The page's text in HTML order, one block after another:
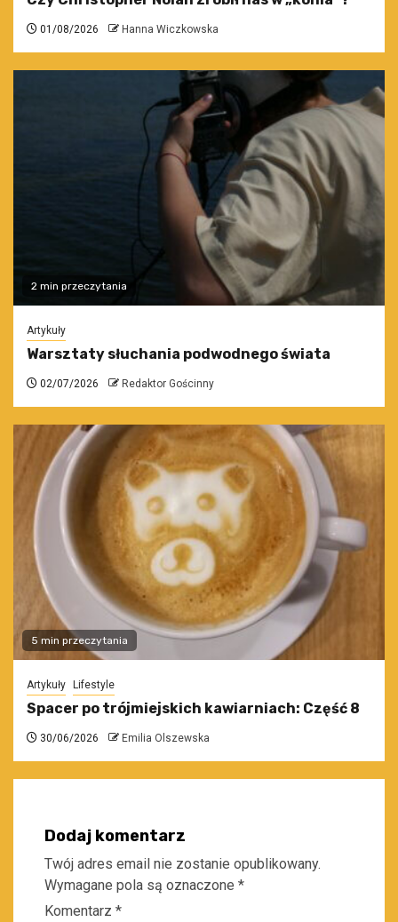
01/08/2026 Hanna Wiczkowska
2 min przeczytania
Artykuły
Warsztaty słuchania podwodnego świata
02/07/2026 Redaktor Gościnny
5 min przeczytania
Artykuły Lifestyle
Spacer po trójmiejskich kawiarniach: Część 8
30/06/2026 Emilia Olszewska
Dodaj komentarz
Twój adres email nie zostanie opublikowany.
Wymagane pola są oznaczone *
Komentarz *